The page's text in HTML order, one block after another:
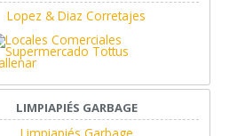
Lopez & Diaz Corretajes
LIMPIAPIÉS GARBAGE